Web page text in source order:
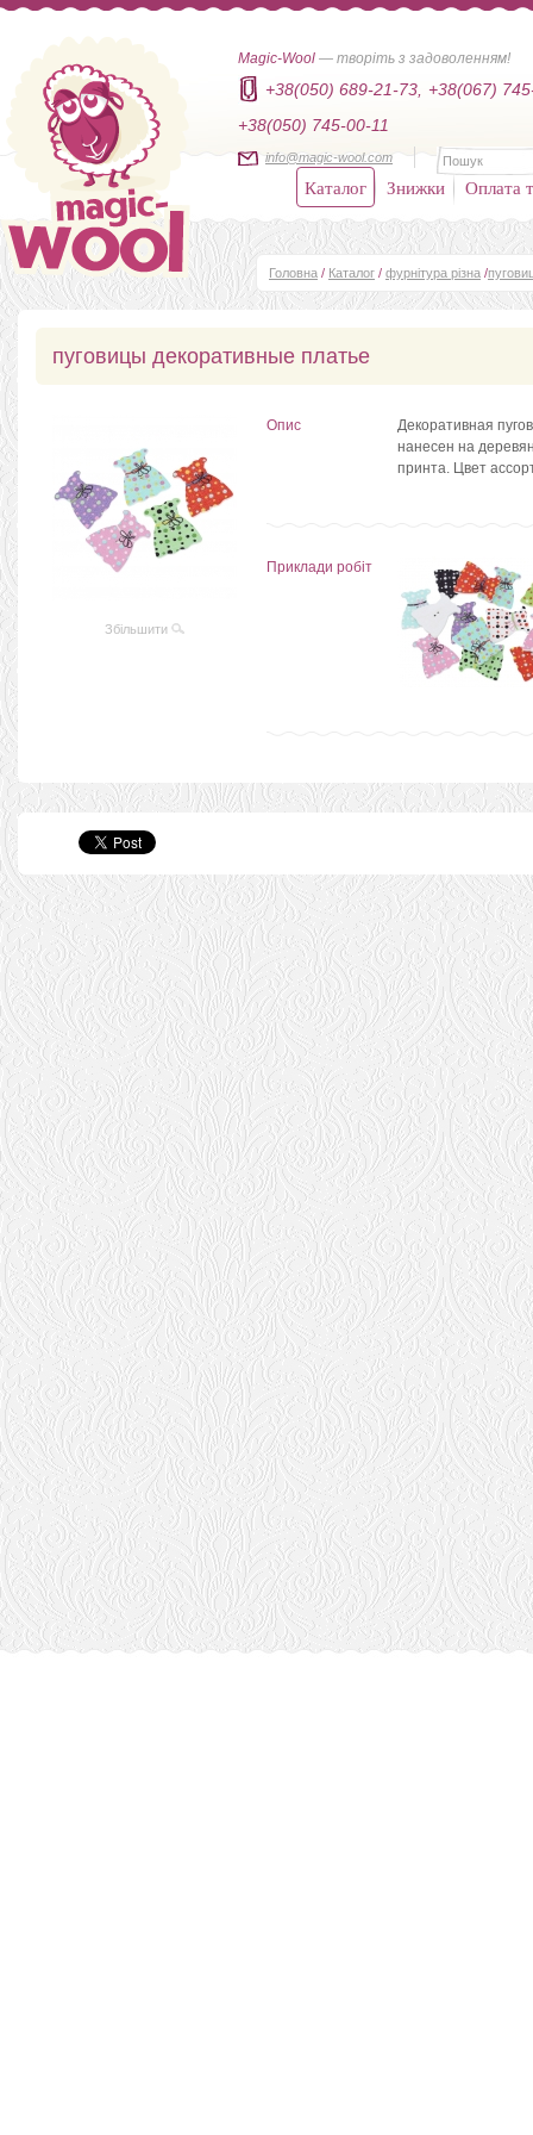
Magic-Wool — творіть з задоволенням!
+38(050) 689-21-73,
+38(067)
+38(050) 745-00-11
info@magic-wool.com
Каталог Знижки Оплата
Головна / Каталог / фурнітура різна /
пуговицы декоративные платье
Збільшити
Опис
Декоративная
нанесен на
принта. Цвет
Приклади робіт